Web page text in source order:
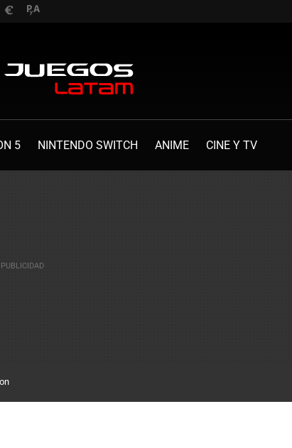
5 NINTENDO SWITCH ANIME CINE Y TV